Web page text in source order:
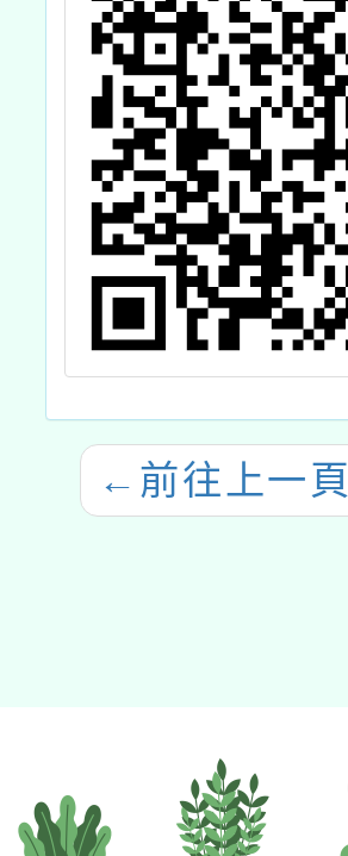
← 前往上一頁